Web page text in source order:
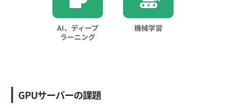
AI、ディープ
ラーニング
機械学習
GPUサーバーの課題